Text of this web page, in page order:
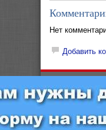
Нет
Добавить